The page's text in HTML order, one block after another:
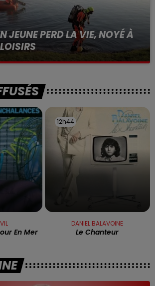
JEUNE PERD LA VIE, NOYÉ À
à pic
En Mer
12h44
12h44
DANIEL BALAVOINE
Le Chanteur